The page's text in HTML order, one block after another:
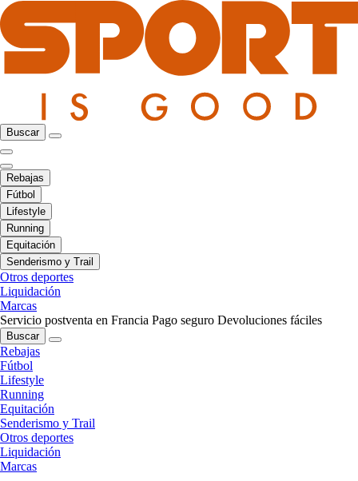
Buscar
Rebajas
Fútbol
Lifestyle
Running
Equitación
Senderismo y Trail
Otros deportes
Liquidación
Marcas
Servicio postventa en Francia Pago seguro Devoluciones fáciles
Buscar
Rebajas
Fútbol
Lifestyle
Running
Equitación
Senderismo y Trail
Otros deportes
Liquidación
Marcas